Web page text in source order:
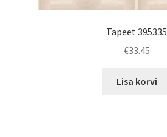
Tapeet 395335
€33.45
Lisa korvi